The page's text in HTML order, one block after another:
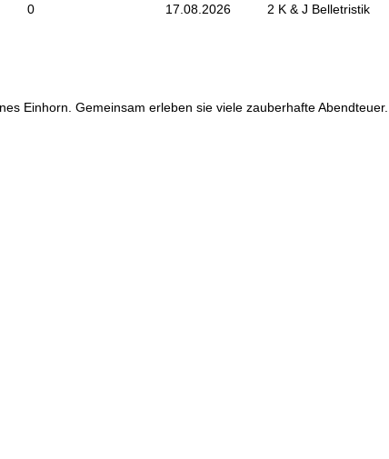
0 17.08.2026 2 K & J Belletristik
Einhorn. Gemeinsam erleben sie viele zauberhafte Abendteuer...